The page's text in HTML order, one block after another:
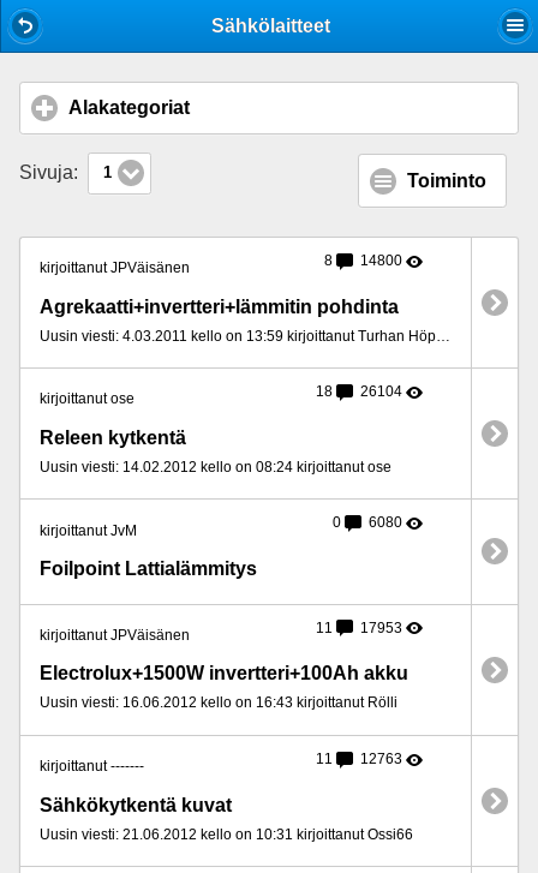
Sähkölaitteet
Alakategoriat
Sivuja: 1 Toiminto
kirjoittanut JPVäisänen 8 14800
Agrekaatti+invertteri+lämmitin pohdinta
kirjoittanut ose 18 26104
Releen kytkentä
Uusin viesti: 14.02.2012 kello on 08:24 kirjoittanut ose
kirjoittanut JvM 0 6080
Foilpoint Lattialämmitys
kirjoittanut JPVäisänen 11 17953
Electrolux+1500W invertteri+100Ah akku
Uusin viesti: 16.06.2012 kello on 16:43 kirjoittanut Rölli
kirjoittanut ------- 11 12763
Sähkökytkentä kuvat
Uusin viesti: 21.06.2012 kello on 10:31 kirjoittanut Ossi66